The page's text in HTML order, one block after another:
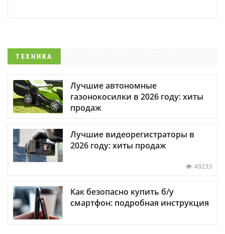
ТЕХНИКА
Лучшие автономные
газонокосилки в 2026 году: хиты
продаж
Лучшие видеорегистраторы в
2026 году: хиты продаж
49233
Как безопасно купить б/у
смартфон: подробная инструкция